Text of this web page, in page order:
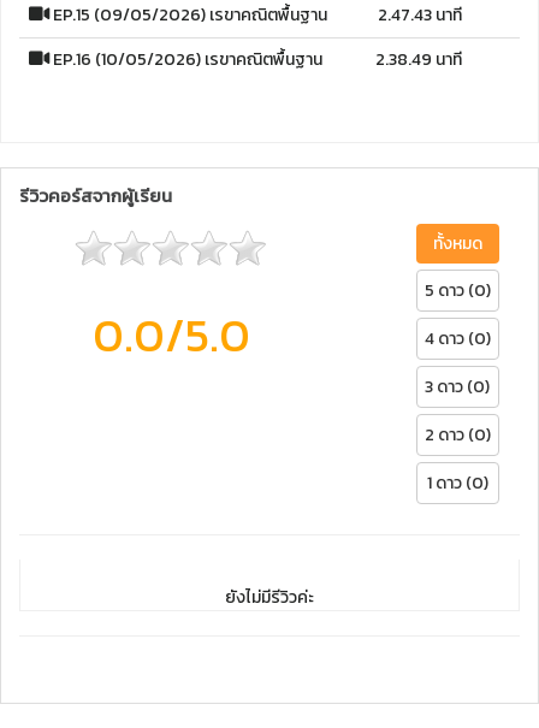
EP.15 (09/05/2026) เรขาคณิตพื้นฐาน
2.47.43 นาที
EP.16 (10/05/2026) เรขาคณิตพื้นฐาน
2.38.49 นาที
รีวิวคอร์สจากผู้เรียน
0.0/5.0
ทั้งหมด
5 ดาว (0)
4 ดาว (0)
3 ดาว (0)
2 ดาว (0)
1 ดาว (0)
ยังไม่มีรีวิวค่ะ